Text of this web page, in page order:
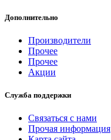
Дополнительно
Производители
Прочее
Прочее
Акции
Служба поддержки
Связаться с нами
Прочая информация